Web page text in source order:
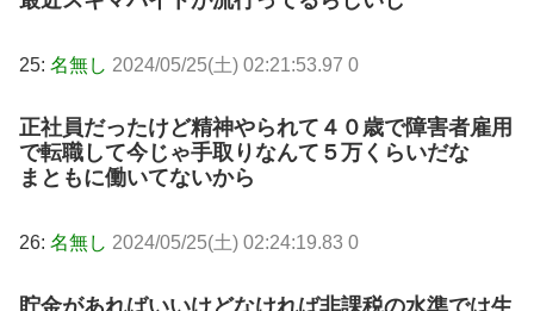
25: 名無し 2024/05/25(土) 02:21:53.97 0
正社員だったけど精神やられて４０歳で障害者雇用
で転職して今じゃ手取りなんて５万くらいだな
まともに働いてないから
26: 名無し 2024/05/25(土) 02:24:19.83 0